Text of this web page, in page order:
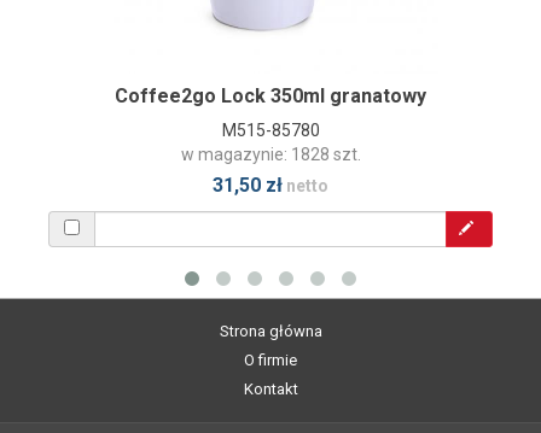
Coffee2go Lock 350ml granatowy
M515-85780
w magazynie: 1828 szt.
31,50 zł netto
Strona główna
O firmie
Kontakt